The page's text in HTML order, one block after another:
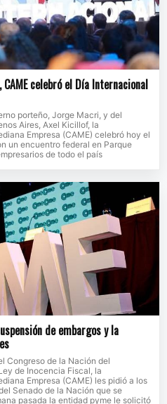
celebró el Día Internacional
porteño, Jorge Macri, y del
Aires, Axel Kicillof, la
Empresa (CAME) celebró hoy el
un encuentro federal en Parque
de todo el país
de embargos y la
Congreso de la Nación del
de Inocencia Fiscal, la
Empresa (CAME) les pidió a los
Senado de la Nación que se
pasada la entidad pyme le solicitó